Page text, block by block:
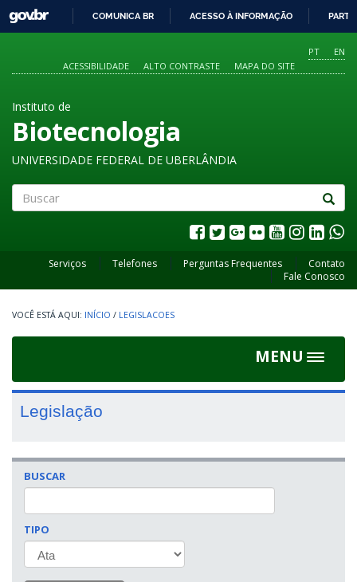
O
CONTEÚDO
GOVBR
COMUNICA BR ACESSO À INFORMAÇÃO
PT
EN
ACESSIBILIDADE
ALTO CONTRASTE MAPA DO SITE
Instituto de
Biotecnologia
UNIVERSIDADE FEDERAL DE UBERLÂNDIA
Serviços Telefones Perguntas Frequentes
Contato
Fale Conosco
INÍCIO / LEGISLACOES
MENU
Toggle
Legislação
BUSCAR
TIPO